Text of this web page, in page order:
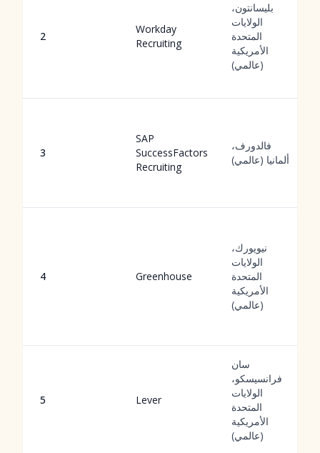
2
Workday
Recruiting
بليسانتون،
الولايات
المتحدة
الأمريكية
(عالمي)
3
SAP
SuccessFactors
Recruiting
فالدورف،
ألمانيا (عالمي)
4 Greenhouse
نيويورك،
الولايات
المتحدة
الأمريكية
(عالمي)
5 Lever
سان
فرانسيسكو،
الولايات
المتحدة
الأمريكية
(عالمي)